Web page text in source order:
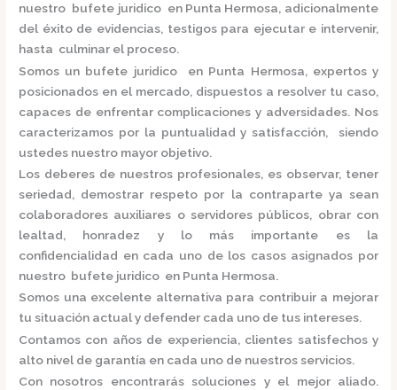
nuestro bufete juridico en Punta Hermosa, adicionalmente
del éxito de evidencias, testigos para ejecutar e intervenir,
hasta culminar el proceso.
Somos un bufete juridico en Punta Hermosa, expertos y
posicionados en el mercado, dispuestos a resolver tu caso,
capaces de enfrentar complicaciones y adversidades. Nos
caracterizamos por la puntualidad y satisfacción, siendo
ustedes nuestro mayor objetivo.
Los deberes de nuestros profesionales, es observar, tener
seriedad, demostrar respeto por la contraparte ya sean
colaboradores auxiliares o servidores públicos, obrar con
lealtad, honradez y lo más importante es la
confidencialidad en cada uno de los casos asignados por
nuestro bufete juridico en Punta Hermosa.
Somos una excelente alternativa para contribuir a mejorar
tu situación actual y defender cada uno de tus intereses.
Contamos con años de experiencia, clientes satisfechos y
alto nivel de garantía en cada uno de nuestros servicios.
Con nosotros encontrarás soluciones y el mejor aliado.